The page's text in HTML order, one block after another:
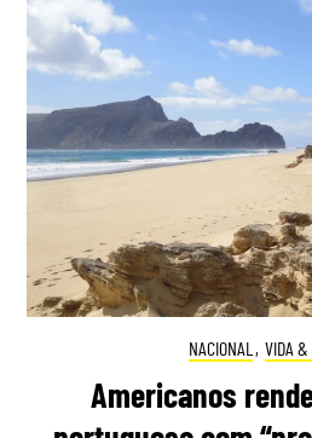
NACIONAL , VIDA &
Americanos